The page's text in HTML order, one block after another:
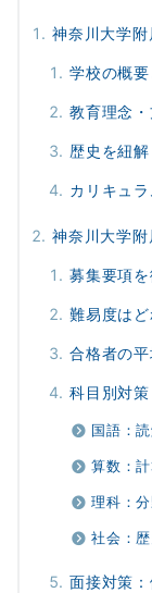
神奈川大学
学校の概
教育理念
歴史を紐
カリキュ
神奈川大学
募集要項
難易度は
合格者の
科目別対
国語：
算数：
理科：
社会：
面接対策